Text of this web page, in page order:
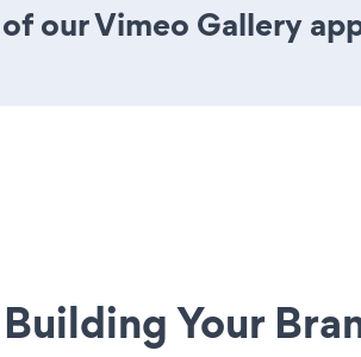
our Vimeo Gallery
Your